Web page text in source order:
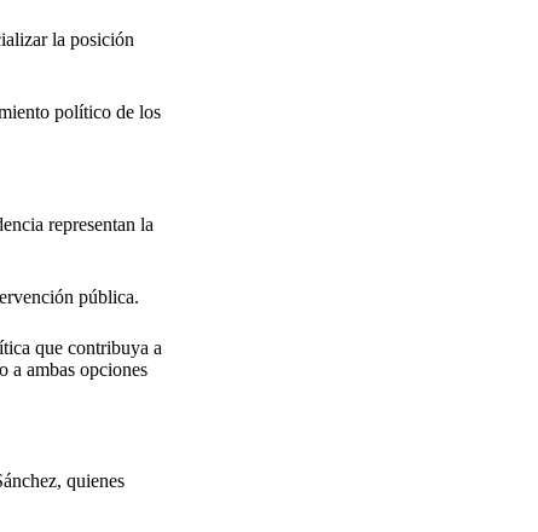
la posición
político de los
representan la
pública.
que contribuya a
a ambas opciones
quienes